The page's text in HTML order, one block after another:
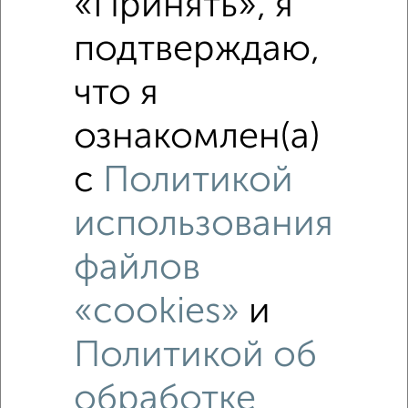
Рядом, с меньшей ценой
Недалеко от проспект Героев-Североморцев 13 с ценой
подтверждаю,
что я
ознакомлен(а)
с Политикой
использования
файлов
«cookies» и
Политикой об
обработке